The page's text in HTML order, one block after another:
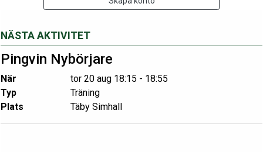
NÄSTA AKTIVITET
Pingvin Nybörjare
När
tor 20 aug 18:15 - 18:55
Typ
Träning
Plats
Täby Simhall